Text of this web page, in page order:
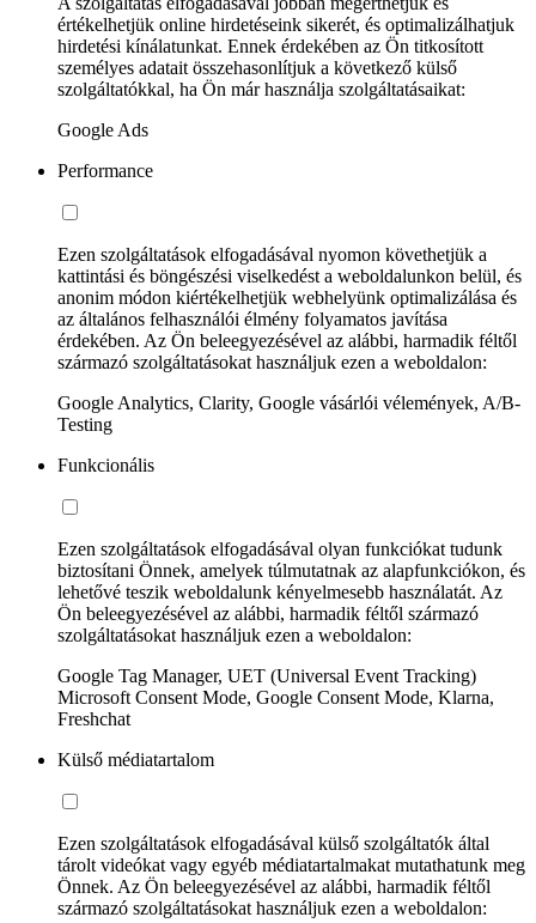
értékelhetjük online hirdetéseink sikerét, és optimalizálhatjuk
hirdetési kínálatunkat. Ennek érdekében az Ön titkosított
személyes adatait összehasonlítjuk a következő külső
szolgáltatókkal, ha Ön már használja szolgáltatásaikat:
Google Ads
Performance
Ezen szolgáltatások elfogadásával nyomon követhetjük a
kattintási és böngészési viselkedést a weboldalunkon belül, és
anonim módon kiértékelhetjük webhelyünk optimalizálása és
az általános felhasználói élmény folyamatos javítása
érdekében. Az Ön beleegyezésével az alábbi, harmadik féltől
származó szolgáltatásokat használjuk ezen a weboldalon:
Google Analytics, Clarity, Google vásárlói vélemények, A/B-
Testing
Funkcionális
Ezen szolgáltatások elfogadásával olyan funkciókat tudunk
biztosítani Önnek, amelyek túlmutatnak az alapfunkciókon, és
lehetővé teszik weboldalunk kényelmesebb használatát. Az
Ön beleegyezésével az alábbi, harmadik féltől származó
szolgáltatásokat használjuk ezen a weboldalon:
Google Tag Manager, UET (Universal Event Tracking)
Microsoft Consent Mode, Google Consent Mode, Klarna,
Freshchat
Külső médiatartalom
Ezen szolgáltatások elfogadásával külső szolgáltatók által
tárolt videókat vagy egyéb médiatartalmakat mutathatunk meg
Önnek. Az Ön beleegyezésével az alábbi, harmadik féltől
származó szolgáltatásokat használjuk ezen a weboldalon: